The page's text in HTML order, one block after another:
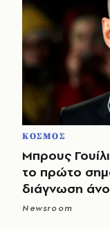
ΚΟΣΜΟΣ
Μπρους
το πρώτο
διάγνωση
Newsroom